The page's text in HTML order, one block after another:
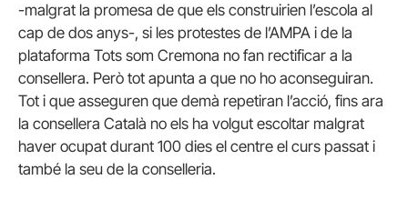
-malgrat la promesa de que els construirien l’escola al
cap de dos anys-, si les protestes de l’AMPA i de la
plataforma Tots som Cremona no fan rectificar a la
consellera. Però tot apunta a que no ho aconseguiran.
Tot i que asseguren que demà repetiran l’acció, fins ara
la consellera Català no els ha volgut escoltar malgrat
haver ocupat durant 100 dies el centre el curs passat i
també la seu de la conselleria.